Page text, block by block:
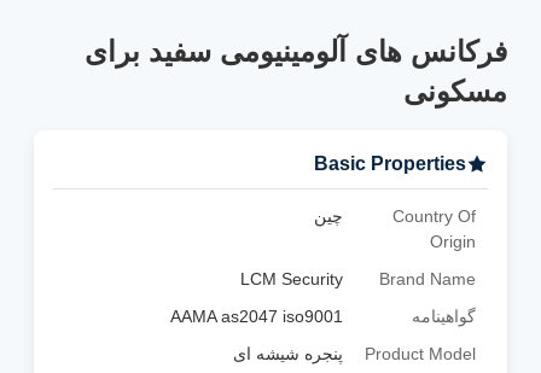
فرکانس های آلومینیومی سفید برای
مسکونی
Basic Properties
Country Of
Origin
چین
Brand Name
LCM Security
گواهینامه
AAMA as2047 iso9001
Product Model
پنجره شیشه ای